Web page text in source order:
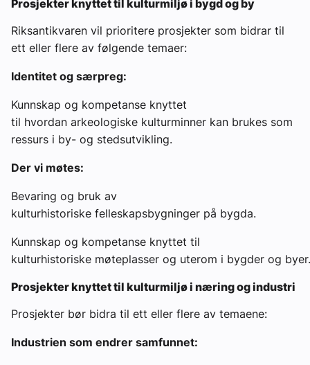
Prosjekter knyttet til kulturmiljø i bygd og by
Riksantikvaren vil prioritere prosjekter som bidrar til
ett eller flere av følgende temaer:
Identitet og særpreg:
Kunnskap og kompetanse knyttet
til hvordan arkeologiske kulturminner kan brukes som
ressurs i by- og stedsutvikling.
Der vi møtes:
Bevaring og bruk av
kulturhistoriske felleskapsbygninger på bygda.
Kunnskap og kompetanse knyttet til
kulturhistoriske møteplasser og uterom i bygder og
Prosjekter knyttet til kulturmiljø i næring og industri
Prosjekter bør bidra til ett eller flere av temaene:
Industrien som endrer samfunnet: